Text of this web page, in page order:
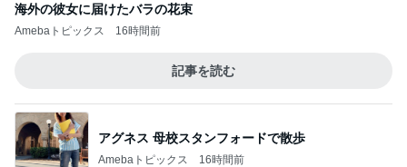
海外の彼女に届けたバラの花束
Amebaトピックス 16時間前
記事を読む
アグネス 母校スタンフォードで散歩
Amebaトピックス 16時間前